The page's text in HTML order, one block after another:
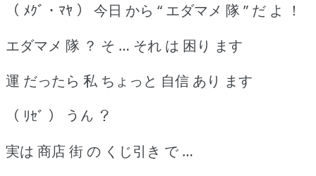
（ ﾒｸﾞ ･ ﾏﾔ ） 今日 から “ エダマメ 隊 ” だ よ ！
エダマメ 隊 ？ そ … それ は 困り ます
運 だったら 私 ちょっと 自信 あり ます
（ ﾘｾﾞ ） うん ？
実は 商店 街 の くじ引き で …